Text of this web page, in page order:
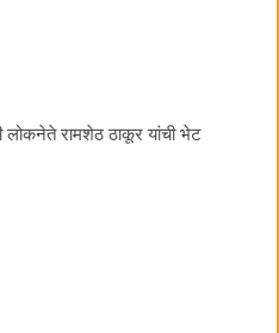
लोकनेते रामशेठ ठाकूर यांची भेट